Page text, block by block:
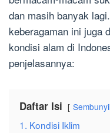
dan masih banyak
keberagaman ini juga
kondisi alam di
penjelasannya:
Daftar Isi
1. Kondisi Iklim